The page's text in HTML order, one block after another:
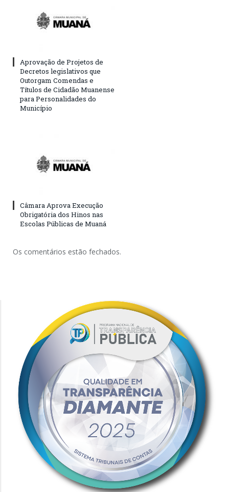
Aprovação de Projetos de
Decretos legislativos que
Outorgam Comendas e
Títulos de Cidadão Muanense
para Personalidades do
Município
Câmara Aprova Execução
Obrigatória dos Hinos nas
Escolas Públicas de Muaná
Os comentários estão fechados.